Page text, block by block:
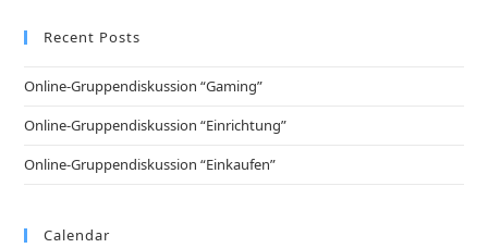
Recent Posts
Online-Gruppendiskussion “Gaming”
Online-Gruppendiskussion “Einrichtung”
Online-Gruppendiskussion “Einkaufen”
Calendar